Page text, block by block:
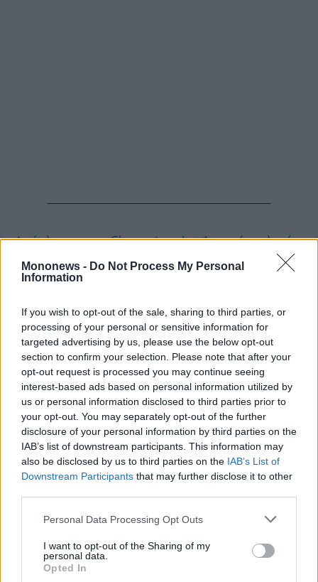
Mononews - Do Not Process My Personal
Information
If you wish to opt-out of the sale, sharing to third parties, or
processing of your personal or sensitive information for
targeted advertising by us, please use the below opt-out
section to confirm your selection. Please note that after your
opt-out request is processed you may continue seeing
interest-based ads based on personal information utilized by
us or personal information disclosed to third parties prior to
your opt-out. You may separately opt-out of the further
disclosure of your personal information by third parties on the
IAB’s list of downstream participants. This information may
also be disclosed by us to third parties on the IAB’s List of
Downstream Participants that may further disclose it to other
Personal Data Processing Opt Outs
I want to opt-out of the Sharing of my
personal data.
Opted In
Απέπλευσε το «Champion Jet 1» από το λιμάνι
της Πάρου – Είχε ακινητοποιηθεί λόγω
εμπλοκής της άγκυρας
δεξαμενόπλοια πέρασαν το τελευταίο 24ωρο
Πάνος Λασκαρίδης: Η επιτυχία δεν είναι
ζήτημα τύχης, αλλά αποτέλεσμα συνεχούς
δουλειάς και σωστών επιλογών